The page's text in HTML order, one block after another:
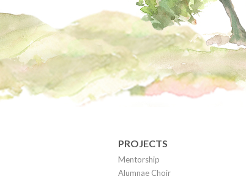
PROJECTS
Mentorship
Alumnae Choir